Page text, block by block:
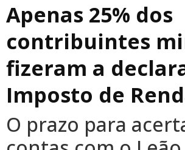
Apenas 25% dos
contribuintes
fizeram a
Imposto de
O prazo para